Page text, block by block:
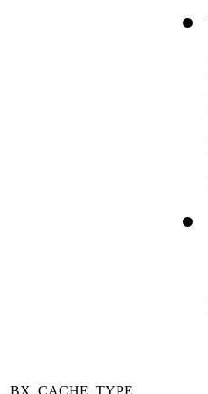
BX_CACHE_TYPE